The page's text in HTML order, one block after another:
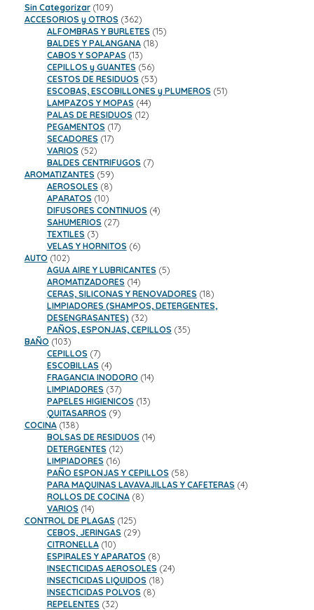
Sin Categorizar 109109
productos
ACCESORIOS y OTROS 362362
productos
ALFOMBRAS Y BURLETES 1515
BALDES Y PALANGANA 1818
CABOS Y SOPAPAS 1313
productos
CEPILLOS y GUANTES 5656
productos
CESTOS DE RESIDUOS 5353
productos
ESCOBAS, ESCOBILLONES y PLUMEROS 5151
LAMPAZOS Y MOPAS 4444
productos
PALAS DE RESIDUOS 1212
PEGAMENTOS 1717
SECADORES 1717
VARIOS 5252
productos
BALDES CENTRIFUGOS 77
AROMATIZANTES 5959
productos
AEROSOLES 88
productos
APARATOS 1010
productos
DIFUSORES CONTINUOS 44
SAHUMERIOS 2727
TEXTILES 33
productos
VELAS Y HORNITOS 66
AUTO 102102
productos
AGUA AIRE Y LUBRICANTES 55
AROMATIZADORES 1414
productos
CERAS, SILICONAS Y RENOVADORES 1818
productos
LIMPIADORES (SHAMPOS, DETERGENTES,
DESENGRASANTES) 3232
productos
PAÑOS, ESPONJAS, CEPILLOS 3535
BAÑO 103103
productos
CEPILLOS 77
productos
ESCOBILLAS 44
productos
FRAGANCIA INODORO 1414
LIMPIADORES 3737
productos
PAPELES HIGIENICOS 1313
QUITASARROS 99
COCINA 138138
productos
BOLSAS DE RESIDUOS 1414
DETERGENTES 1212
productos
LIMPIADORES 1616
productos
PAÑO ESPONJAS Y CEPILLOS 5858
productos
PARA MAQUINAS LAVAVAJILLAS Y CAFETERAS 44
ROLLOS DE COCINA 88
VARIOS 1414
productos
CONTROL DE PLAGAS 125125
productos
CEBOS, JERINGAS 2929
CITRONELLA 1010
productos
ESPIRALES Y APARATOS 88
productos
INSECTICIDAS AEROSOLES 2424
INSECTICIDAS LIQUIDOS 1818
INSECTICIDAS POLVOS 88
REPELENTES 3232